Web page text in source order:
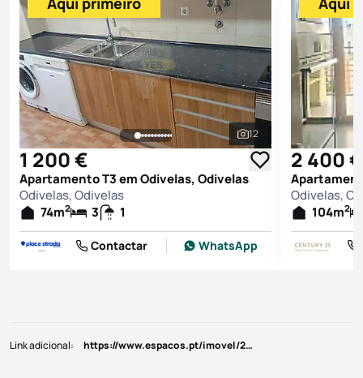
Ver todas as
12
1 200 €
Apartamento T3 em Odivelas, Odivelas
Odivelas, Odivelas
74m2 3 1
Contactar WhatsApp
2 400 €
Odivelas,
104m2
Link adicional: https://www.espacos.pt/imovel/25810877